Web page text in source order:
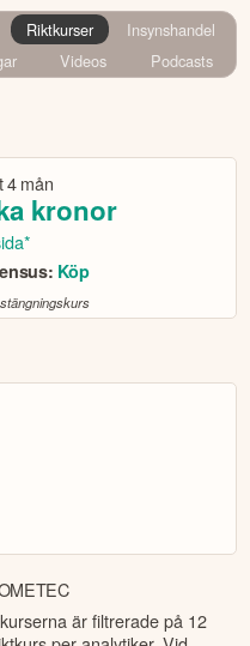
Riktkurser
Insynshandel
Videos Podcasts
4 mån
kronor
Köp
är filtrerade på 12